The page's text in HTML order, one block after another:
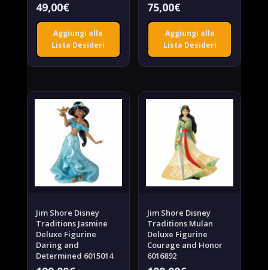
49,00€
Aggiungi alla
Lista Desideri
75,00€
Aggiungi alla
Lista Desideri
Jim Shore Disney
Traditions Jasmine
Deluxe Figurine
Daring and
Determined 6015014
Jim Shore Disney
Traditions Mulan
Deluxe Figurine
Courage and Honor
6016892